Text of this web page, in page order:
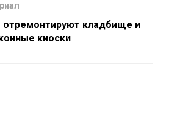
отремонтируют кладбище и
киоски